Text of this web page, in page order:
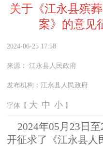
关于《江永县殡
案》的意见
2024-06-25 17:58
来源： 江永县人民政府
发布机构： 江永县人民政府
字体【 大 中 小 】
2024年05月23 日 至
开征求了《江永县人